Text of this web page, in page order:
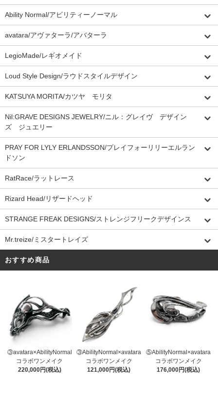
Ability Normal/アビリティーノーマル
avatara/アヴァターラ/アバターラ
LegioMade/レギオメイド
Loud Style Design/ラウドスタイルデザイン
KATSUYA MORITA/カツヤ モリタ
Nil:GRAVE DESIGNS JEWELRY/ニル：グレイヴ デザイン
ズ ジュエリー
PRAY FOR LYLY ERLANDSSON/プレイフォーリリーエルラン
ドソン
RatRace/ラットレース
Rizard Head/リザードヘッド
STRANGE FREAK DESIGNS/ストレンジフリークデザインス
Mr.treize/ミスタートレイズ
おすすめ商品
③avatara×AbilityNormal
コラボワンメイク
220,000円(税込)
③AbilityNormal×avatara
コラボワンメイク
121,000円(税込)
⑤AbilityNormal×avatara
コラボワンメイク
176,000円(税込)